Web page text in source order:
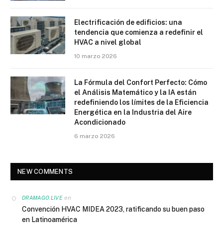
Electrificación de edificios: una
tendencia que comienza a redefinir el
HVAC a nivel global
10 marzo 2026
La Fórmula del Confort Perfecto: Cómo
el Análisis Matemático y la IA están
redefiniendo los límites de la Eficiencia
Energética en la Industria del Aire
Acondicionado
6 marzo 2026
NEW COMMENTS
DRAMAGO.LIVEen
Convención HVAC MIDEA 2023, ratificando su buen paso
en Latinoamérica